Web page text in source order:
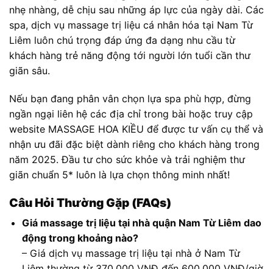
nhẹ nhàng, dễ chịu sau những áp lực của ngày dài. Các
spa, dịch vụ massage trị liệu cá nhân hóa tại Nam Từ
Liêm luôn chú trọng đáp ứng đa dạng nhu cầu từ
khách hàng trẻ năng động tới người lớn tuổi cần thư
giãn sâu.
Nếu bạn đang phân vân chọn lựa spa phù hợp, đừng
ngần ngại liên hệ các địa chỉ trong bài hoặc truy cập
website MASSAGE HOA KIỀU để được tư vấn cụ thể và
nhận ưu đãi đặc biệt dành riêng cho khách hàng trong
năm 2025. Đầu tư cho sức khỏe và trải nghiệm thư
giãn chuẩn 5* luôn là lựa chọn thông minh nhất!
Câu Hỏi Thường Gặp (FAQs)
Giá massage trị liệu tại nhà quận Nam Từ Liêm dao
động trong khoảng nào?
– Giá dịch vụ massage trị liệu tại nhà ở Nam Từ